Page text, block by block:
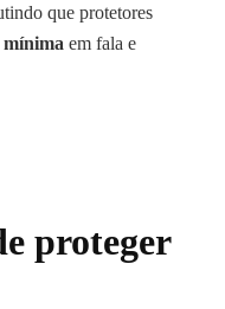
que protetores
em fala e
proteger